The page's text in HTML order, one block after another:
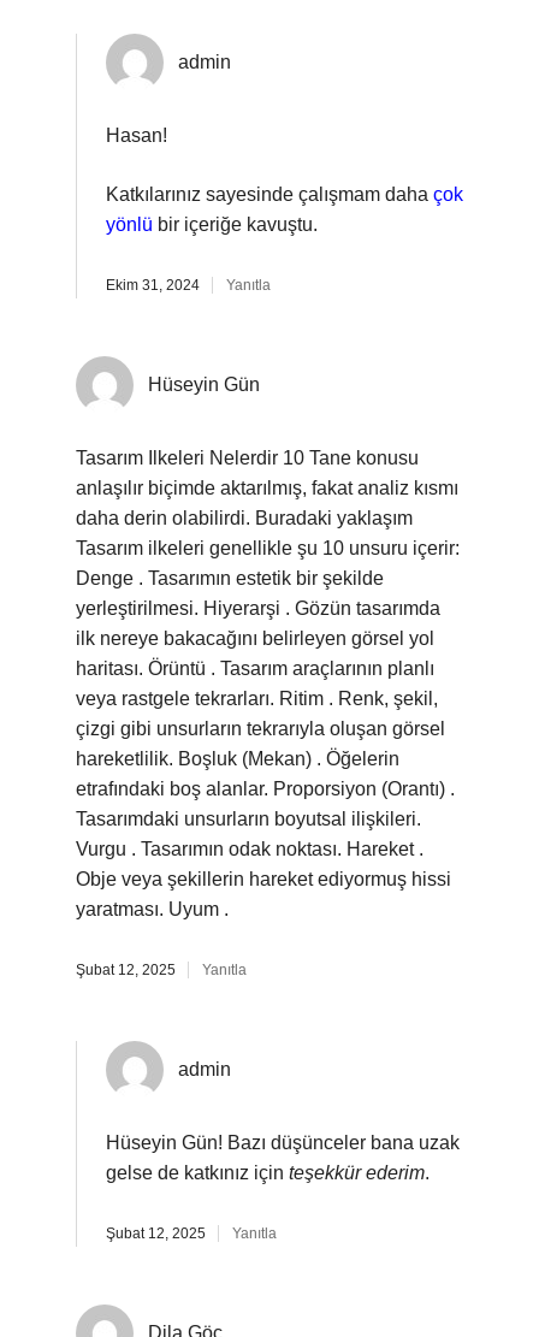
admin
Hasan!
Katkılarınız sayesinde çalışmam daha çok
yönlü bir içeriğe kavuştu.
Ekim 31, 2024 Yanıtla
Hüseyin Gün
Tasarım Ilkeleri Nelerdir 10 Tane konusu
anlaşılır biçimde aktarılmış, fakat analiz kısmı
daha derin olabilirdi. Buradaki yaklaşım
Tasarım ilkeleri genellikle şu 10 unsuru içerir:
Denge . Tasarımın estetik bir şekilde
yerleştirilmesi. Hiyerarşi . Gözün tasarımda
ilk nereye bakacağını belirleyen görsel yol
haritası. Örüntü . Tasarım araçlarının planlı
veya rastgele tekrarları. Ritim . Renk, şekil,
çizgi gibi unsurların tekrarıyla oluşan görsel
hareketlilik. Boşluk (Mekan) . Öğelerin
etrafındaki boş alanlar. Proporsiyon (Orantı) .
Tasarımdaki unsurların boyutsal ilişkileri.
Vurgu . Tasarımın odak noktası. Hareket .
Obje veya şekillerin hareket ediyormuş hissi
yaratması. Uyum .
Şubat 12, 2025 Yanıtla
admin
Hüseyin Gün! Bazı düşünceler bana uzak
gelse de katkınız için teşekkür ederim.
Şubat 12, 2025 Yanıtla
Dila Göç